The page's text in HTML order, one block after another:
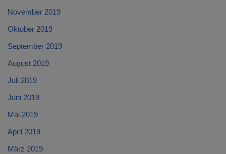
November 2019
Oktober 2019
September 2019
August 2019
Juli 2019
Juni 2019
Mai 2019
April 2019
März 2019